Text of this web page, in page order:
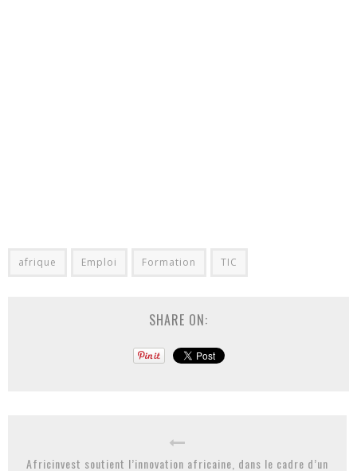
afrique Emploi Formation TIC
SHARE ON:
Africinvest soutient l’innovation africaine, dans le cadre d’un